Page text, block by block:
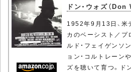
ドン・ウォズ（Don
1952年9月13日、米
カのベーシスト／プ
ルド・フェイゲンソ
ョン・コルトレーン
ズを聴いて育つ。